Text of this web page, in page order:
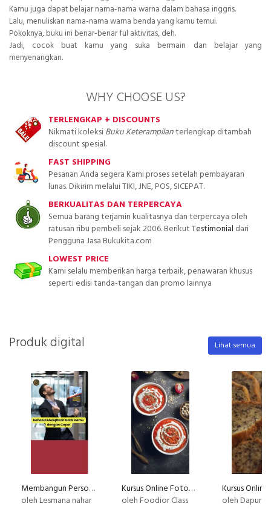
Kamu juga dapat belajar nama-nama warna dalam bahasa inggris.
Lalu, menuliskan nama-nama warna benda yang kamu temui.
Pokoknya, buku ini benar-benar ful aktivitas, deh.
Jadi, cocok buat kamu yang suka bermain dan belajar yang
menyenangkan.
WHY CHOOSE US?
TERLENGKAP + DISCOUNTS
Nikmati koleksiBuku Keterampilanterlengkap ditambah
discount spesial.
FAST SHIPPING
Pesanan Anda segera Kami proses setelah pembayaran
lunas. Dikirim melalui TIKI, JNE, POS, SICEPAT.
BERKUALITAS DAN TERPERCAYA
Semua barang terjamin kualitasnya dan terpercaya oleh
ratusan ribu pembeli sejak 2006. BerikutTestimonial dari
Pengguna Jasa Bukukita.com
LOWEST PRICE
Kami selalu memberikan harga terbaik, penawaran khusus
seperti edisi tanda-tangan dan promo lainnya
Produk digital Lihat semua
Membangun Personal Branding yang Kuat
oleh Lesmana nahar
Kursus Online Fotografi Makanan dengan Smartphone
oleh Foodior Class
oleh Dapur